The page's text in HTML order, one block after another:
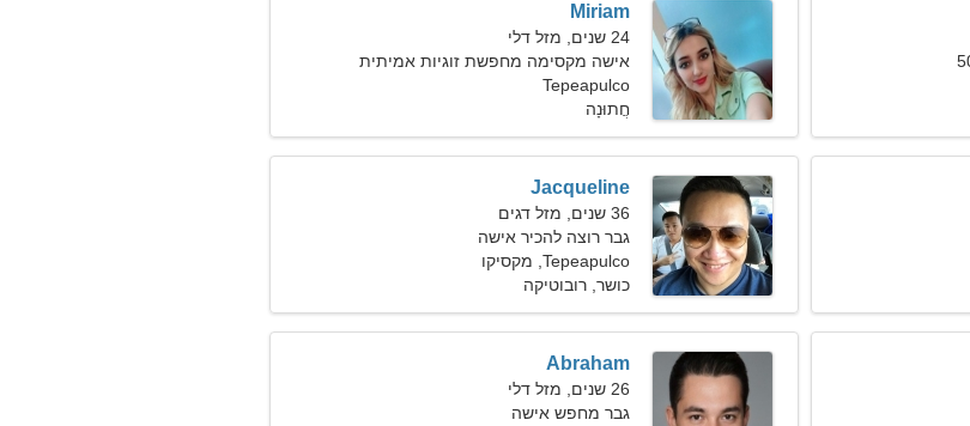
Miriam
24 שנים, מזל דלי
אישה מקסימה מחפשת זוגיות אמיתית
Tepeapulco
חֲתוּנָה
Jacqueline
36 שנים, מזל דגים
גבר רוצה להכיר אישה
Tepeapulco, מקסיקו
כושר, רובוטיקה
Abraham
26 שנים, מזל דלי
גבר מחפש אישה